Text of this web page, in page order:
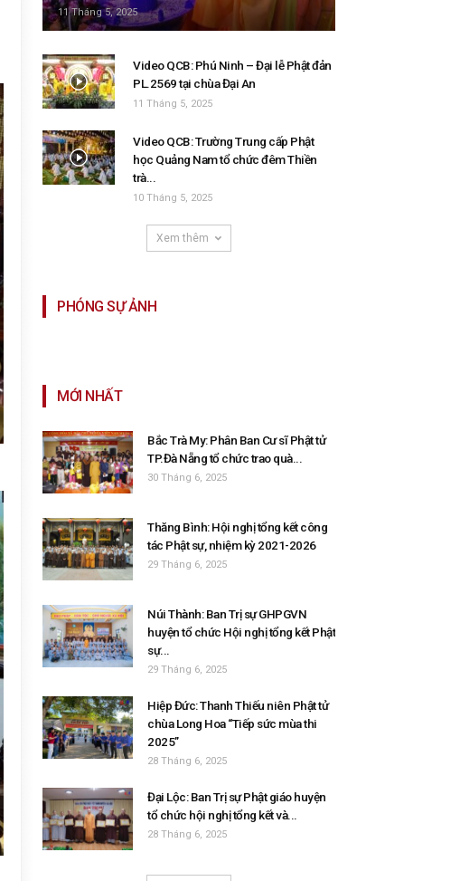
11 Tháng 5, 2025
Video QCB: Phú Ninh – Đại lễ Phật đản
PL.2569 tại chùa Đại An
11 Tháng 5, 2025
Video QCB: Trường Trung cấp Phật
học Quảng Nam tổ chức đêm Thiền
trà...
10 Tháng 5, 2025
Xem thêm
PHÓNG SỰ ẢNH
MỚI NHẤT
Bắc Trà My: Phân Ban Cư sĩ Phật tử
TP.Đà Nẵng tổ chức trao quà...
30 Tháng 6, 2025
Thăng Bình: Hội nghị tổng kết công
tác Phật sự, nhiệm kỳ 2021-2026
29 Tháng 6, 2025
Núi Thành: Ban Trị sự GHPGVN
huyện tổ chức Hội nghị tổng kết Phật
sự...
29 Tháng 6, 2025
Hiệp Đức: Thanh Thiếu niên Phật tử
chùa Long Hoa “Tiếp sức mùa thi
2025”
28 Tháng 6, 2025
Đại Lộc: Ban Trị sự Phật giáo huyện
tổ chức hội nghị tổng kết và...
28 Tháng 6, 2025